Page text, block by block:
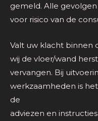
gemeld. Alle
voor risico van de
Valt uw klacht binnen
wij de vloer/wand
vervangen. Bij
werkzaamheden is
de
adviezen en